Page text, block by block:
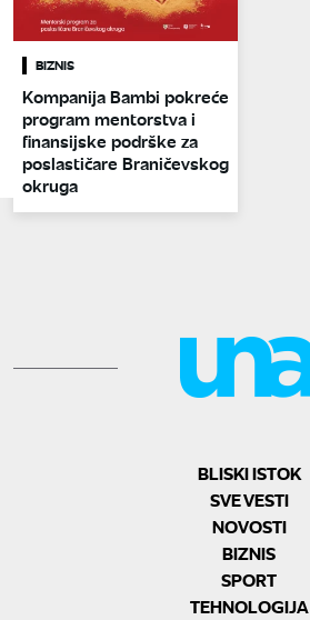
BIZNIS
Kompanija Bambi pokreće
program mentorstva i
finansijske podrške za
poslastičare Braničevskog
okruga
BLISKI ISTOK
SVE VESTI
NOVOSTI
BIZNIS
SPORT
TEHNOLOGIJA